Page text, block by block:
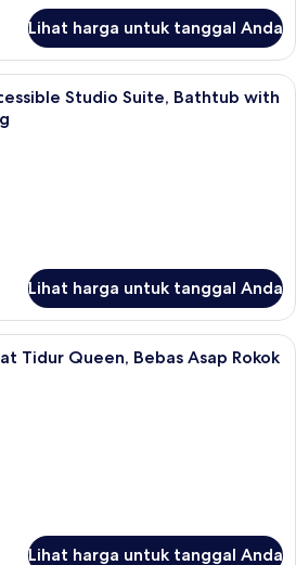
Lihat harga untuk tanggal Anda
Seprai premium, bantalan ekstra
Studio Suite, Bathtub with
Lihat harga untuk tanggal Anda
Seprai premium, bantalan ekstra
Tidur Queen, Bebas Asap Rokok
Lihat harga untuk tanggal Anda